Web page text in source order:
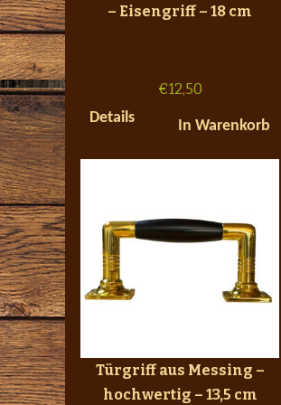
– Eisengriff – 18 cm
€12,50
Details
In Warenkorb
Türgriff aus Messing –
hochwertig – 13,5 cm